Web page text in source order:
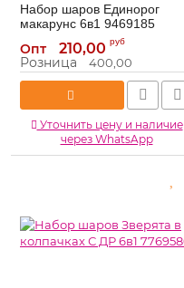
Набор шаров Единорог
макарунс 6в1 9469185
Артикул: 9469185
Опт 210,00 руб
Розница 400,00
Уточнить цену и наличие
через WhatsApp